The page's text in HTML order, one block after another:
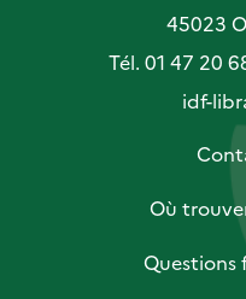
45023
Tél. 01 47 20
idf-
Où
Questions